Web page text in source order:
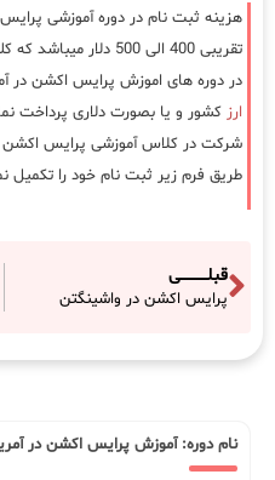
هزینه ثبت نام در دوره آموزشی
تقریبی 400 الی 500
در دوره های اموزش پرایس اکشن در
ارز کشور و یا بصورت دلاری پرداخت
شرکت در کلاس آموزشی پرایس اکشن در
طریق فرم زیر ثبت نام خود را تکمیل
قبلـــــــــــی
پرایس اکشن در واشینگتن
نام دوره: آموزش پرایس اکشن در